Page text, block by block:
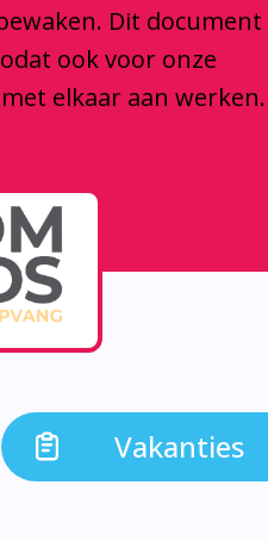
Dit document
ook voor onze
elkaar aan werken.
Vakanties